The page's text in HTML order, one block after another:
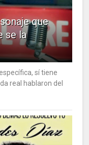
que
se la
sí tiene
real hablaron del